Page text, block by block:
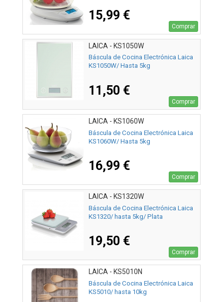
15,99 €
Comprar
LAICA - KS1050W
Báscula de Cocina Electrónica Laica
KS1050W/ Hasta 5kg
11,50 €
Comprar
LAICA - KS1060W
Báscula de Cocina Electrónica Laica
KS1060W/ Hasta 5kg
16,99 €
Comprar
LAICA - KS1320W
Báscula de Cocina Electrónica Laica
KS1320/ hasta 5kg/ Plata
19,50 €
Comprar
LAICA - KS5010N
Báscula de Cocina Electrónica Laica
KS5010/ hasta 10kg